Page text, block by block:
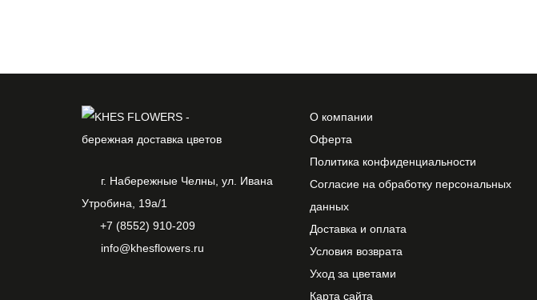
г. Набережные Челны, ул. Ивана
Утробина, 19а/1
+7 (8552) 910-209
info@khesflowers.ru
О компании
Оферта
Политика конфиденциальности
Согласие на обработку персональных
данных
Доставка и оплата
Условия возврата
Уход за цветами
Карта сайта